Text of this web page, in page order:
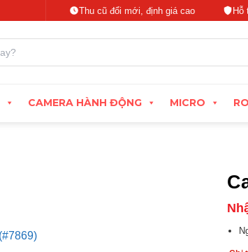
Thu cũ đổi mới, định giá cao Hỗ trợ kỹ
CAMERA HÀNH ĐỘNG MICRO